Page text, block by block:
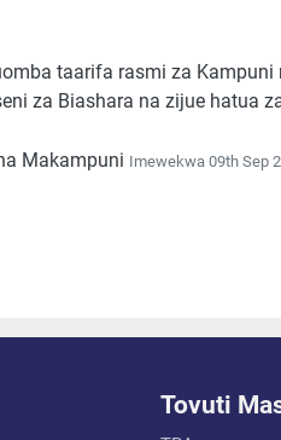
taarifa rasmi za
za Biashara na zijue hatua
Makampuni Imewekwa 09th Sep
Tovuti